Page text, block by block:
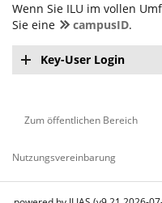
Wenn Sie ILU im vollen
Sie eine
campusID.
Key-User Login
Zum öffentlichen Bereich
Nutzungsvereinbarung